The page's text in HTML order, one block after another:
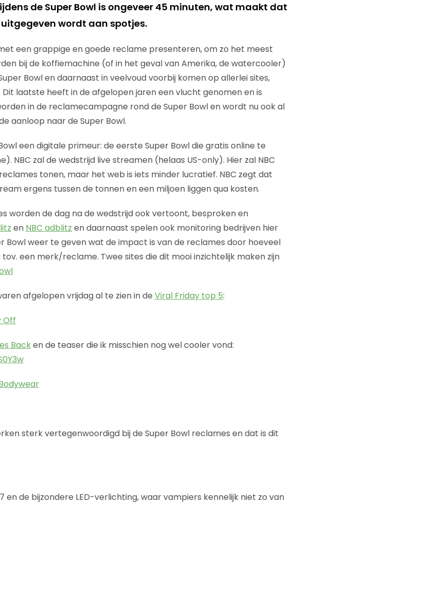
de Super Bowl is ongeveer 45 minuten, wat maakt dat
wordt aan spotjes.
een grappige en goede reclame presenteren, om zo het meest
bij de koffiemachine (of in het geval van Amerika, de watercooler)
Bowl en daarnaast in veelvoud voorbij komen op allerlei sites,
Dit laatste heeft in de afgelopen jaren een vlucht genomen en is
in de reclamecampagne rond de Super Bowl en wordt nu ook al
aanloop naar de Super Bowl.
een digitale primeur: de eerste Super Bowl die gratis online te
NBC zal de wedstrijd live streamen (helaas US-only). Hier zal NBC
tonen, maar het web is iets minder lucratief. NBC zegt dat
ergens tussen de tonnen en een miljoen liggen qua kosten.
worden de dag na de wedstrijd ook vertoont, besproken en
en NBC adblitz en daarnaast spelen ook monitoring bedrijven hier
Bowl weer te geven wat de impact is van de reclames door hoeveel
tov. een merk/reclame. Twee sites die dit mooi inzichtelijk maken zijn
afgelopen vrijdag al te zien in de Viral Friday top 5:
Off
Backen de teaser die ik misschien nog wel cooler vond:
sterk vertegenwoordigd bij de Super Bowl reclames en dat is dit
en de bijzondere LED-verlichting, waar vampiers kennelijk niet zo van